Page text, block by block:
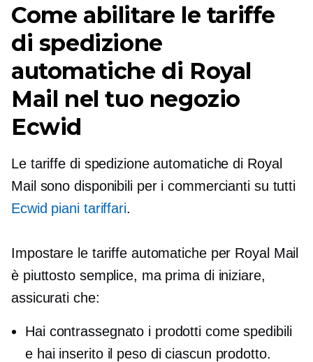
Come abilitare le tariffe
di spedizione
automatiche di Royal
Mail nel tuo negozio
Ecwid
Le tariffe di spedizione automatiche di Royal
Mail sono disponibili per i commercianti su tutti
Ecwid piani tariffari.
Impostare le tariffe automatiche per Royal Mail
è piuttosto semplice, ma prima di iniziare,
assicurati che:
Hai contrassegnato i prodotti come spedibili
e hai inserito il peso di ciascun prodotto.